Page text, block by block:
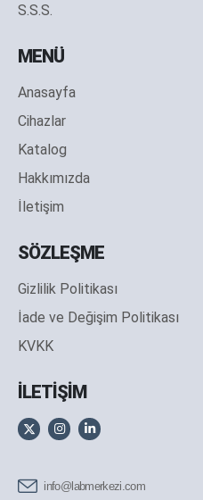
S.S.S.
MENÜ
Anasayfa
Cihazlar
Katalog
Hakkımızda
İletişim
SÖZLEŞME
Gizlilik Politikası
İade ve Değişim Politikası
KVKK
İLETİŞİM
info@labmerkezi.com